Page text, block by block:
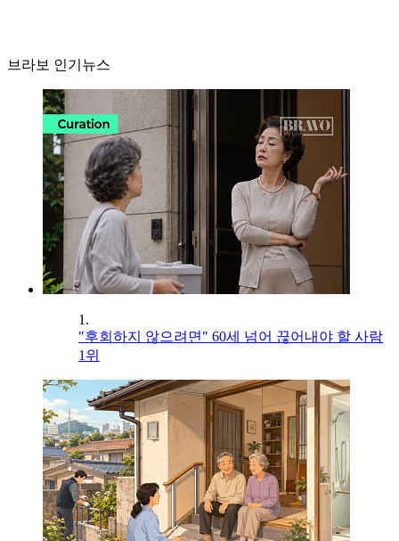
브라보 인기뉴스
1.
"후회하지 않으려면" 60세 넘어 끊어내야 할 사람
1위